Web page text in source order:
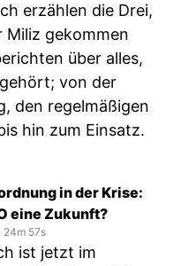
erzählen die Drei,
Miliz gekommen
über alles,
von der
den regelmäßigen
hin zum Einsatz.
in der Krise:
eine Zukunft?
24m 57s
ist jetzt im